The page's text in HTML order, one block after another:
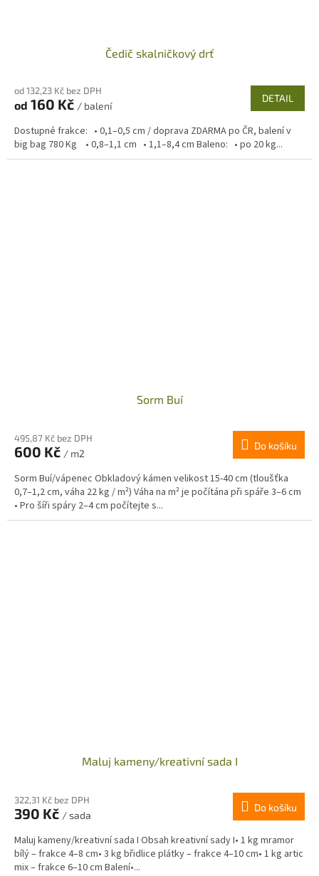
Čedič skalničkový drť
od 132,23 Kč bez DPH
od 160 Kč / balení
DETAIL
Dostupné frakce: • 0,1–0,5 cm / doprava ZDARMA po ČR, balení v
big bag 780 Kg • 0,8–1,1 cm • 1,1–8,4 cm Baleno: • po 20 kg...
Sorm Buí
495,87 Kč bez DPH
600 Kč / m2
Do košíku
Sorm Buí/vápenec Obkladový kámen velikost 15-40 cm (tloušťka
0,7–1,2 cm, váha 22 kg / m²) Váha na m² je počítána při spáře 3–6 cm
• Pro šíři spáry 2–4 cm počítejte s...
Maluj kameny/kreativní sada I
322,31 Kč bez DPH
390 Kč / sada
Do košíku
Maluj kameny/kreativní sada I Obsah kreativní sady I• 1 kg mramor
bílý – frakce 4–8 cm• 3 kg břidlice plátky – frakce 4–10 cm• 1 kg artic
mix – frakce 6–10 cm Balení•...